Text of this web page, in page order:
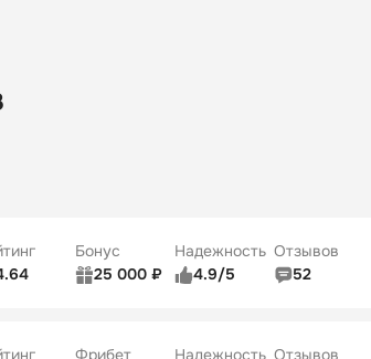
Бонус
25 000 ₽
Надежность
4.9/5
Отзывов
52
Фрибет
Надежность Отзывов